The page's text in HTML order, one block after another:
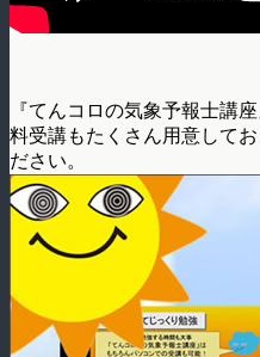
『てんコロの気象予報士講
料受講もたくさん用意して
ださい。